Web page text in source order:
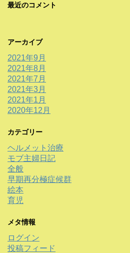
最近のコメント
アーカイブ
2021年9月
2021年8月
2021年7月
2021年3月
2021年1月
2020年12月
カテゴリー
ヘルメット治療
モブ主婦日記
全般
早期再分極症候群
絵本
育児
メタ情報
ログイン
投稿フィード